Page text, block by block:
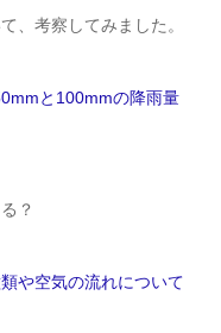
、考察してみました。
と100mmの降雨量
？
や空気の流れについて